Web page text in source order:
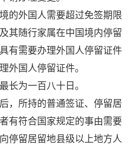
外国人需要超过免签期限
其随行家属在中国境内停留
有需要办理外国人停留证件
外国人停留证件。
为一百八十日。
所持的普通签证、停留居
有符合国家规定的事由需要
停留居留地县级以上地方人